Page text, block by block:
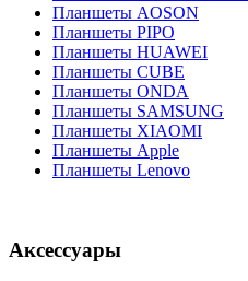
Планшеты AOSON
Планшеты PIPO
Планшеты HUAWEI
Планшеты CUBE
Планшеты ONDA
Планшеты SAMSUNG
Планшеты XIAOMI
Планшеты Apple
Планшеты Lenovo
Аксессуары